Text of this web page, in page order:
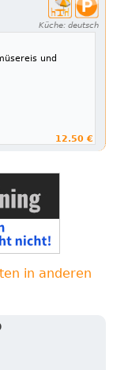
Küche: deutsch
und
12.50 €
in anderen